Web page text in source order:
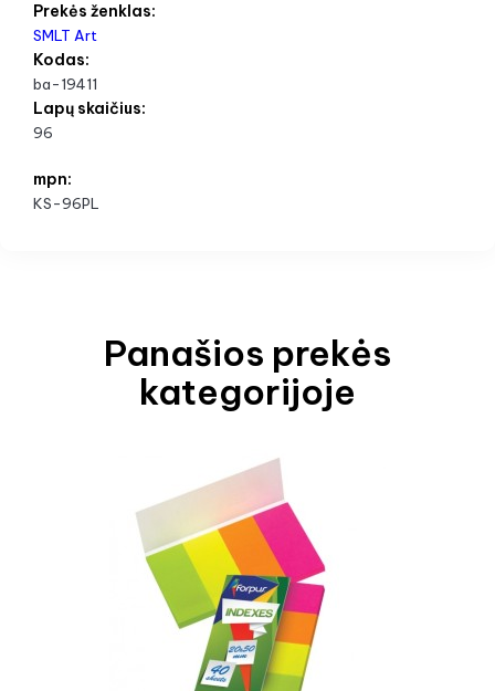
Prekės ženklas:
SMLT Art
Kodas:
ba-19411
Lapų skaičius:
96
mpn:
KS-96PL
Panašios prekės
kategorijoje